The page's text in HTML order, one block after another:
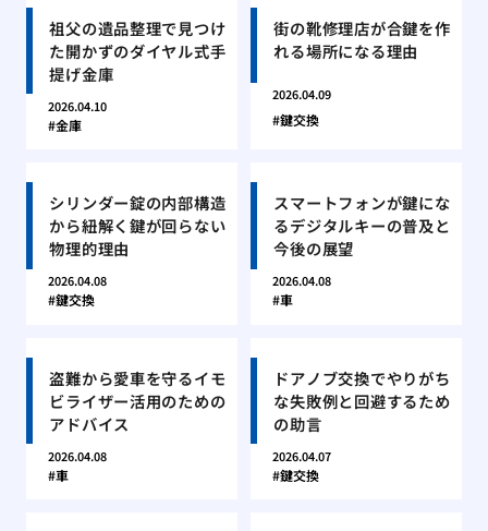
祖父の遺品整理で見つけ
た開かずのダイヤル式手
提げ金庫
2026.04.10
金庫
街の靴修理店が合鍵を作
れる場所になる理由
2026.04.09
鍵交換
シリンダー錠の内部構造
から紐解く鍵が回らない
物理的理由
2026.04.08
鍵交換
スマートフォンが鍵にな
るデジタルキーの普及と
今後の展望
2026.04.08
車
盗難から愛車を守るイモ
ビライザー活用のための
アドバイス
2026.04.08
車
ドアノブ交換でやりがち
な失敗例と回避するため
の助言
2026.04.07
鍵交換